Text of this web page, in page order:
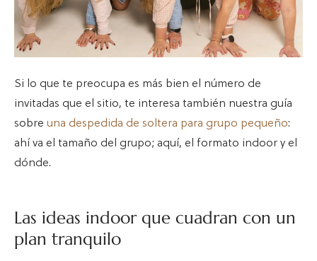
Si lo que te preocupa es más bien el número de
invitadas que el sitio, te interesa también nuestra guía
sobre una despedida de soltera para grupo pequeño:
ahí va el tamaño del grupo; aquí, el formato indoor y el
dónde.
Las ideas indoor que cuadran con un
plan tranquilo